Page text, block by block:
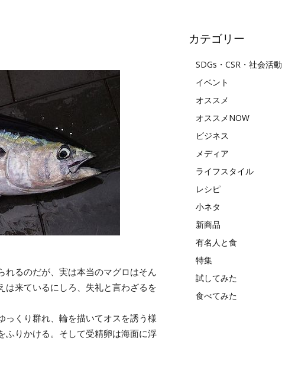
れるのだが、実は本当のマグロはそん
は来ているにしろ、失礼と言わざるを
っくり群れ、輪を描いてオスを誘う様
ふりかける。そして受精卵は海面に浮
カテゴリー
SDGs・CSR・社会活動
イベント
オススメ
オススメNOW
ビジネス
メディア
ライフスタイル
レシピ
小ネタ
新商品
有名人と食
特集
試してみた
食べてみた